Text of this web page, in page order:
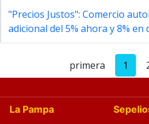
"Precios Justos": Comercio
adicional del 5% ahora y 8% en
primera 1
La Pampa